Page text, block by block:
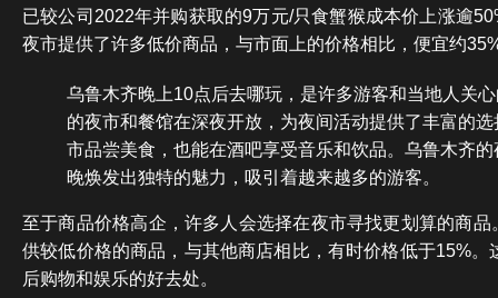
已较公司2022年并购获取的9万元/只食蟹猴成本价上涨逾
夜市提供了许多低价商品，与市面上的价格相比，便宜约
乌鲁木齐晚上10点后去哪玩，是许多游客和当地人关
的夜市和餐馆在深夜开放，为夜间活动提供了丰富的
市品尝美食，也能在酒吧享受音乐和饮品。乌鲁木齐
晚焕发出独特的魅力，吸引着越来越多的游客。
至于商品价格高企，许多人会选择在夜市寻找更划算的商
供较低价格的商品，与其他商店相比，有时价格低于15%。
后购物和娱乐的好去处。